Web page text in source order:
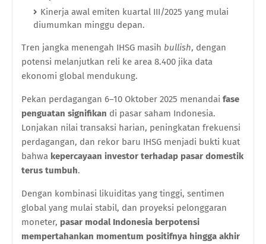
Kinerja awal emiten kuartal III/2025 yang mulai
diumumkan minggu depan.
Tren jangka menengah IHSG masih bullish, dengan
potensi melanjutkan reli ke area 8.400 jika data
ekonomi global mendukung.
Pekan perdagangan 6–10 Oktober 2025 menandai fase
penguatan signifikan di pasar saham Indonesia.
Lonjakan nilai transaksi harian, peningkatan frekuensi
perdagangan, dan rekor baru IHSG menjadi bukti kuat
bahwa kepercayaan investor terhadap pasar domestik
terus tumbuh.
Dengan kombinasi likuiditas yang tinggi, sentimen
global yang mulai stabil, dan proyeksi pelonggaran
moneter, pasar modal Indonesia berpotensi
mempertahankan momentum positifnya hingga akhir